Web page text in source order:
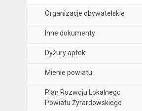
Organizacje obywatelskie
Inne dokumenty
Dyżury aptek
Mienie powiatu
Plan Rozwoju Lokalnego
Powiatu Żyrardowskiego